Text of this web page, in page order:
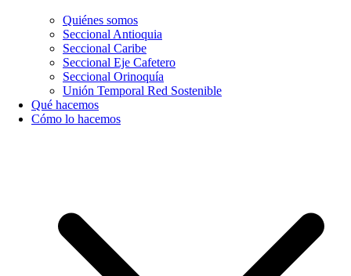
Quiénes somos
Seccional Antioquia
Seccional Caribe
Seccional Eje Cafetero
Seccional Orinoquía
Unión Temporal Red Sostenible
Qué hacemos
Cómo lo hacemos